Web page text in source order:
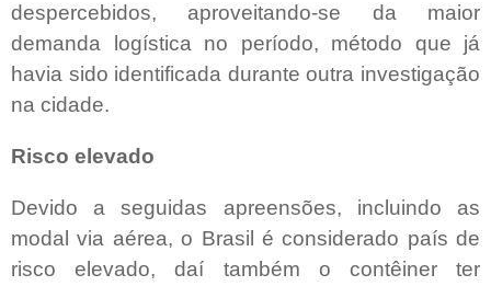
despercebidos, aproveitando-se da maior
demanda logística no período, método que já
havia sido identificada durante outra investigação
na cidade.
Risco elevado
Devido a seguidas apreensões, incluindo as
modal via aérea, o Brasil é considerado país de
risco elevado, daí também o contêiner ter